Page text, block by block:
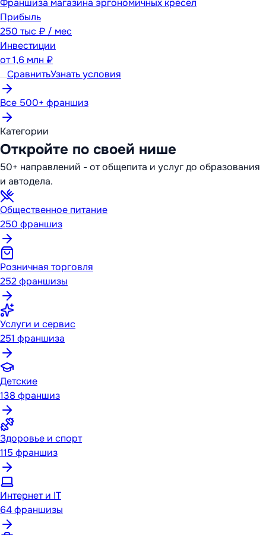
Франшиза магазина эргономичных кресел
Прибыль
250 тыс ₽ / мес
Инвестиции
от1,6 млн ₽
СравнитьУзнать условия
Все 500+ франшиз
Категории
Откройте по своей нише
50+ направлений - от общепита и услуг до образования
и автодела.
Общественное питание
250 франшиз
Розничная торговля
252франшизы
Услуги и сервис
251 франшиза
Детские
138 франшиз
Здоровье и спорт
115 франшиз
Интернет и IT
64франшизы